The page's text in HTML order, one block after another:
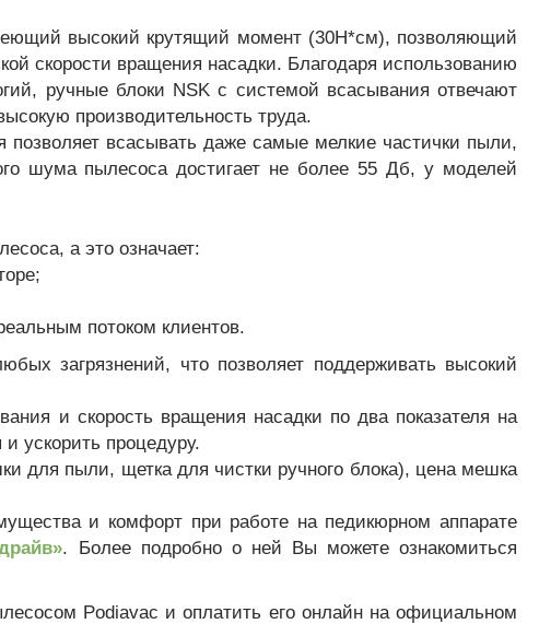
высокий крутящий момент (30H*см), позволяющий
скорости вращения насадки. Благодаря использованию
ручные блоки NSK с системой всасывания отвечают
производительность труда.
всасывать даже самые мелкие частички пыли,
шума пылесоса достигает не более 55 Дб, у моделей
а это означает:
потоком клиентов.
загрязнений, что позволяет поддерживать высокий
и скорость вращения насадки по два показателя на
ускорить процедуру.
для пыли, щетка для чистки ручного блока), цена мешка
и комфорт при работе на педикюрном аппарате
. Более подробно о ней Вы можете ознакомиться
Podiavac и оплатить его онлайн на официальном